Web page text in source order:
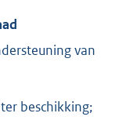
van
beschikking;